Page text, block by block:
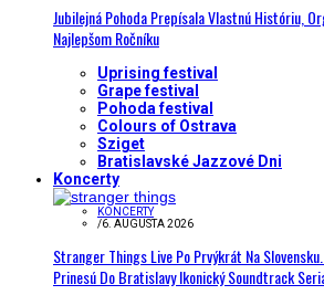
Jubilejná Pohoda Prepísala Vlastnú Históriu,
Najlepšom Ročníku
Uprising festival
Grape festival
Pohoda festival
Colours of Ostrava
Sziget
Bratislavské Jazzové Dni
Koncerty
KONCERTY
/6. AUGUSTA 2026
Stranger Things Live Po Prvýkrát Na
Prinesú Do Bratislavy Ikonický Soundtrack